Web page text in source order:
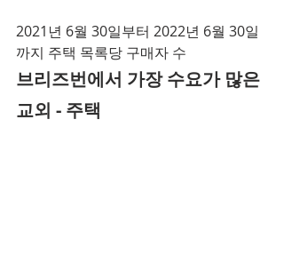
2021년 6월 30일부터 2022년 6월 30일
까지 주택 목록당 구매자 수
브리즈번에서 가장 수요가 많은
교외 - 주택